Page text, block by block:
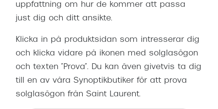
uppfattning om hur de kommer att passa
just dig och ditt ansikte.
Klicka in på produktsidan som intresserar dig
och klicka vidare på ikonen med solglasögon
och texten ”Prova”. Du kan även givetvis ta dig
till en av våra Synoptikbutiker för att prova
solglasögon från Saint Laurent.